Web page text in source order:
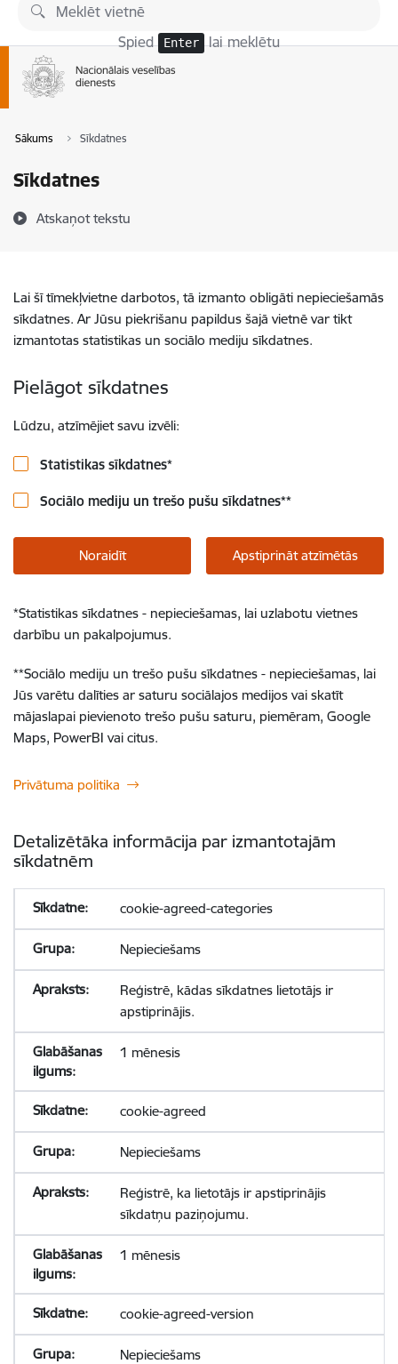
Pāriet uz lapas saturu
Spied Enter lai meklētu
Sākums Sīkdatnes
Sīkdatnes
Atskaņot tekstu
Lai šī tīmekļvietne darbotos, tā izmanto obligāti nepieciešamās
sīkdatnes. Ar Jūsu piekrišanu papildus šajā vietnē var tikt
izmantotas statistikas un sociālo mediju sīkdatnes.
Pielāgot sīkdatnes
Lūdzu, atzīmējiet savu izvēli:
Statistikas sīkdatnes*
Sociālo mediju un trešo pušu sīkdatnes**
Noraidīt Apstiprināt atzīmētās
*Statistikas sīkdatnes - nepieciešamas, lai uzlabotu vietnes
darbību un pakalpojumus.
**Sociālo mediju un trešo pušu sīkdatnes - nepieciešamas, lai
Jūs varētu dalīties ar saturu sociālajos medijos vai skatīt
mājaslapai pievienoto trešo pušu saturu, piemēram, Google
Maps, PowerBI vai citus.
Privātuma politika
Detalizētāka informācija par izmantotajām
sīkdatnēm
cookie-agreed-categories
Nepieciešams
Reģistrē, kādas sīkdatnes lietotājs ir
apstiprinājis.
1 mēnesis
cookie-agreed
Nepieciešams
Reģistrē, ka lietotājs ir apstiprinājis
sīkdatņu paziņojumu.
1 mēnesis
cookie-agreed-version
Nepieciešams